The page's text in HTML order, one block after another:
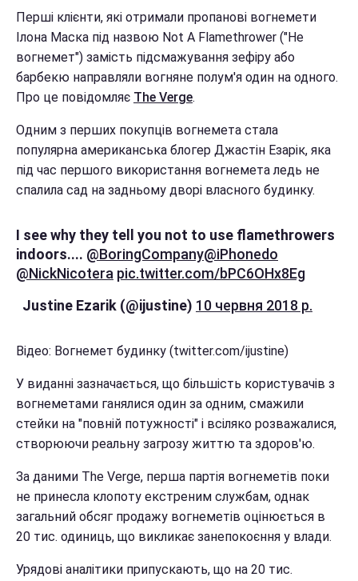
Перші клієнти, які отримали пропанові вогнемети
Ілона Маска під назвою Not A Flamethrower ("Не
вогнемет") замість підсмажування зефіру або
барбекю направляли вогняне полум'я один на одного.
Про це повідомляє The Verge.
Одним з перших покупців вогнемета стала
популярна американська блогер Джастін Езарік, яка
під час першого використання вогнемета ледь не
спалила сад на задньому дворі власного будинку.
I see why they tell you not to use flamethrowers
indoors.... @BoringCompany@iPhonedo
@NickNicotera pic.twitter.com/bPC6OHx8Eg
Justine Ezarik (@ijustine) 10 червня 2018 р.
Відео: Вогнемет будинку (twitter.com/ijustine)
У виданні зазначається, що більшість користувачів з
вогнеметами ганялися один за одним, смажили
стейки на "повній потужності" і всіляко розважалися,
створюючи реальну загрозу життю та здоров'ю.
За даними The Verge, перша партія вогнеметів поки
не принесла клопоту екстреним службам, однак
загальний обсяг продажу вогнеметів оцінюється в
20 тис. одиниць, що викликає занепокоєння у влади.
Урядові аналітики припускають, що на 20 тис.